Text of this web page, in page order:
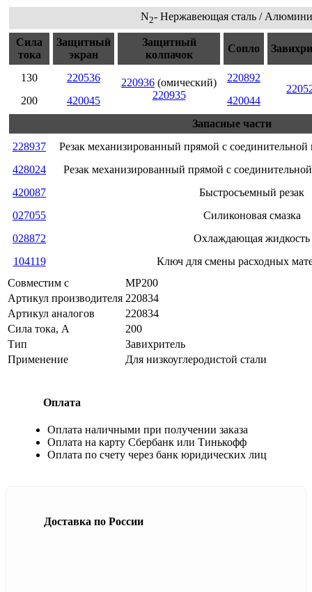
N2- Нержавеющая сталь /
Сила
тока
Защитный
экран
Защитный
колпачок
Сопло
130 220536 220936 (омический)
220935
220892
200
420045
420044
Запасные части
228937
Резак механизированный прямой с
428024
Резак механизированный прямой с
420087
Быстросъемный резак
027055
Силиконовая смазка
028872
Охлаждающая жидкость
104119
Ключ для смены расходных
Совместим с
MP200
Артикул производителя 220834
Артикул аналогов
220834
Сила тока, А
200
Тип
Завихритель
Применение
Для низкоуглеродистой стали
Оплата
Оплата наличными при получении заказа
Оплата на карту Сбербанк или Тинькофф
Оплата по счету через банк юридических лиц
Доставка по России